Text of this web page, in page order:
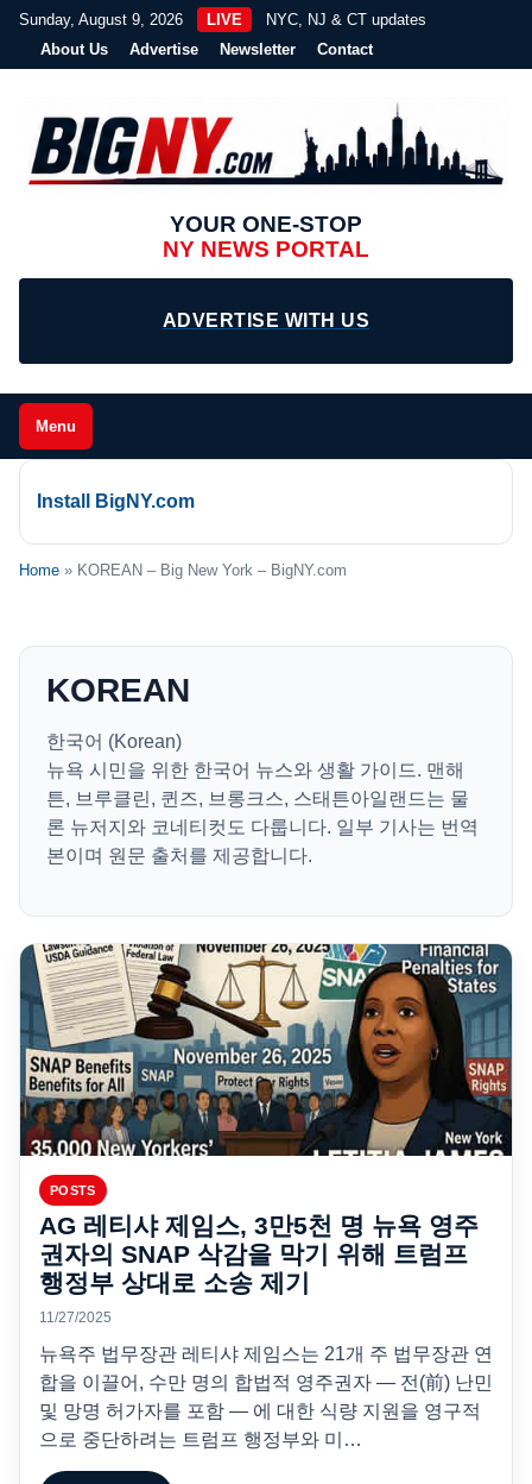
Sunday, August 9, 2026 LIVE
NYC, NJ & CT updates
About Us
Advertise Newsletter Contact
YOUR ONE-STOP
NY NEWS PORTAL
ADVERTISE WITH US
Menu
Install BigNY.com
Home » KOREAN – Big New York – BigNY.com
KOREAN
한국어 (Korean)
뉴욕 시민을 위한 한국어 뉴스와 생활 가이드. 맨해
튼, 브루클린, 퀸즈, 브롱크스, 스태튼아일랜드는 물
론 뉴저지와 코네티컷도 다룹니다. 일부 기사는 번역
본이며 원문 출처를 제공합니다.
POSTS
AG 레티샤 제임스, 3만5천 명 뉴욕 영주
권자의 SNAP 삭감을 막기 위해 트럼프
행정부 상대로 소송 제기
11/27/2025
뉴욕주 법무장관 레티샤 제임스는 21개 주 법무장관 연
합을 이끌어, 수만 명의 합법적 영주권자 — 전(前) 난민
및 망명 허가자를 포함 — 에 대한 식량 지원을 영구적
으로 중단하려는 트럼프 행정부와 미…